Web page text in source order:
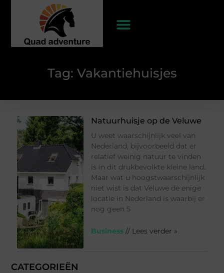
Tag: Vakantiehuisjes
CATEGORIEËN
Natuurhuisje op de Veluwe
U weet waarschijnlijk veel van
Nederland, bijvoorbeeld dat er
relatief weinig natuur te vinden
is in dit drukbevolkte kleine land.
Maar wat u hoogstwaarschijnlijk
niet wist is dat Veluwe de enige
locatie in Nederland is waarbij er
nog geen 5
Business // Lees verder »